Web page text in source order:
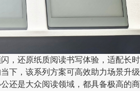
，还原纸质阅读书写体验，适配长
下，该系列方案可高效助力场景升
还是大众阅读领域，都具备极高的